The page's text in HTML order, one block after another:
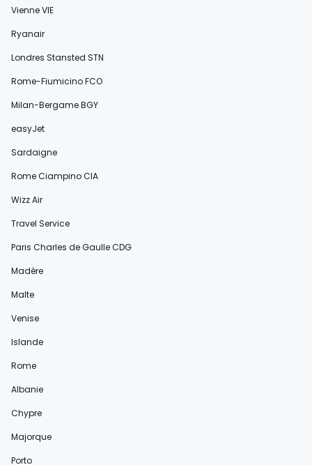
Vienne VIE
Ryanair
Londres Stansted STN
Rome-Fiumicino FCO
Milan-Bergame BGY
easyJet
Sardaigne
Rome Ciampino CIA
Wizz Air
Travel Service
Paris Charles de Gaulle CDG
Madère
Malte
Venise
Islande
Rome
Albanie
Chypre
Majorque
Porto